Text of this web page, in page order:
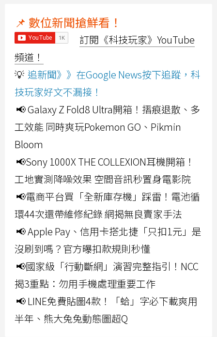
📌 數位新聞搶鮮看！
訂閱《科技玩家》YouTube
頻道！
💡 追新聞》》在Google News按下追蹤，科
技玩家好文不漏接！
📢 Galaxy Z Fold8 Ultra開箱！摺痕退散、多
工效能 同時爽玩Pokemon GO、Pikmin
Bloom
📢Sony 1000X THE COLLEXION耳機開箱！
工地實測降噪效果 空間音訊秒置身電影院
📢電商平台買「全新庫存機」踩雷！電池循
環44次還帶維修紀錄 網揭無良賣家手法
📢 Apple Pay、信用卡搭北捷「只扣1元」是
沒刷到嗎？官方曝扣款規則秒懂
📢國家級「行動斷網」演習完整指引！NCC
揭3重點：勿用手機處理重要工作
📢 LINE免費貼圖4款！「蛤」字必下載爽用
半年、熊大兔兔動態圖超Q